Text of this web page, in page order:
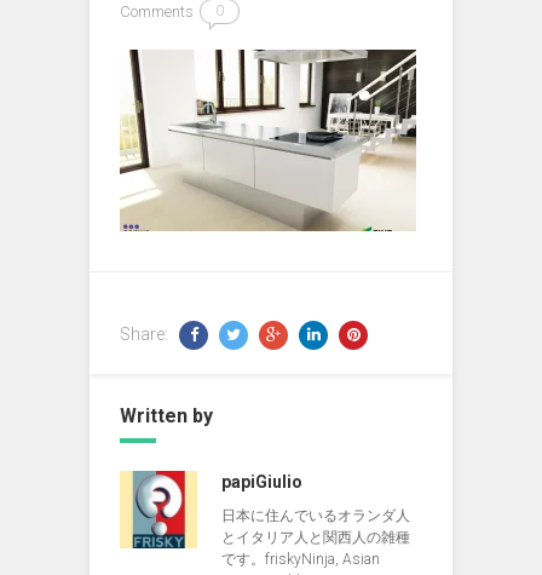
Comments 0
Share:
Written by
papiGiulio
日本に住んでいるオランダ人
とイタリア人と関西人の雑種
です。friskyNinja, Asian